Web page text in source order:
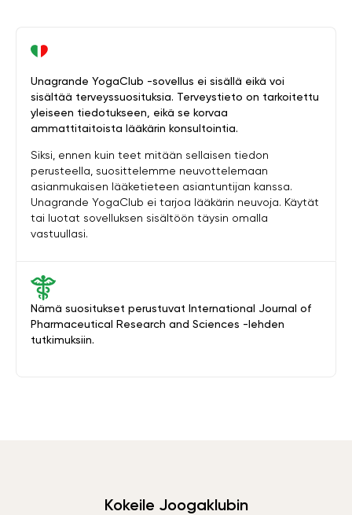
Nämä suositukset perustuvat International Journal of
Pharmaceutical Research and Sciences -lehden
tutkimuksiin.
Unagrande YogaClub -sovellus ei sisällä eikä voi
sisältää terveyssuosituksia. Terveystieto on tarkoitettu
yleiseen tiedotukseen, eikä se korvaa
ammattitaitoista lääkärin konsultointia.
Siksi, ennen kuin teet mitään sellaisen tiedon
perusteella, suosittelemme neuvottelemaan
asianmukaisen lääketieteen asiantuntijan kanssa.
Unagrande YogaClub ei tarjoa lääkärin neuvoja. Käytät
tai luotat sovelluksen sisältöön täysin omalla
vastuullasi.
Kokeile Joogaklubin